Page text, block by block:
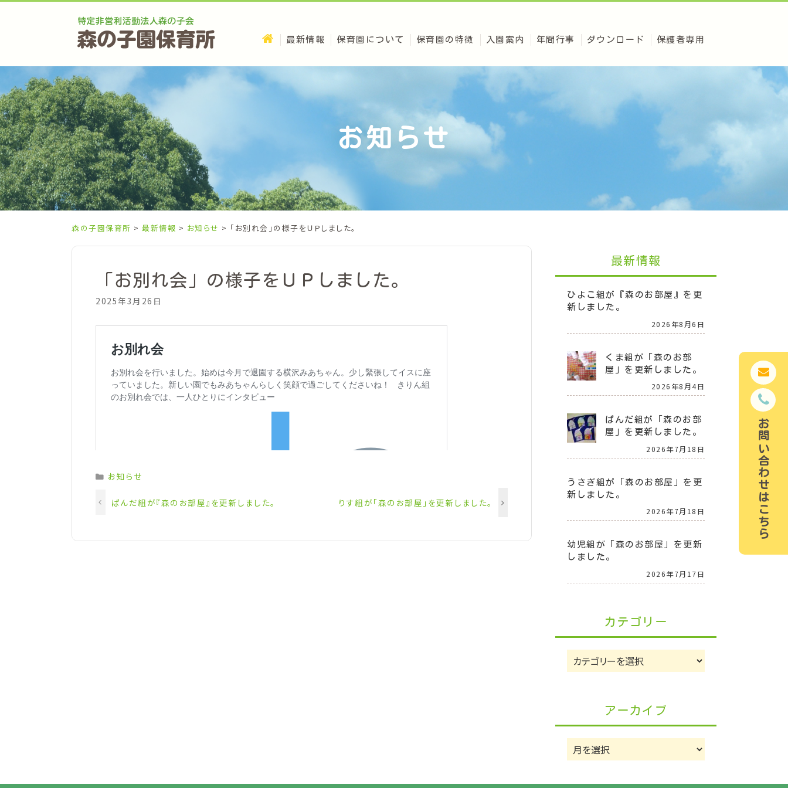
お問い合わせはこちら
最新情報 保育園について 保育園の特徴 入園案内 年間行事 ダウンロード 保護者専用
お知らせ
森の子園保育所 > 最新情報 > お知らせ > 「お別れ会」の様子をＵＰしました。
「お別れ会」の様子をＵＰしました。
2025年3月26日
Categories
お知らせ
ぱんだ組が『森のお部屋』を更新しました。 りす組が「森のお部屋」を更新しました。
最新情報
ひよこ組が『森のお部屋』を更
新しました。
2026年8月6日
くま組が「森のお部
屋」を更新しました。
2026年8月4日
ぱんだ組が「森のお部
屋」を更新しました。
2026年7月18日
うさぎ組が「森のお部屋」を更
新しました。
2026年7月18日
幼児組が「森のお部屋」を更新
しました。
2026年7月17日
カテゴリー
カ
テ
アーカイブ
ア
ー